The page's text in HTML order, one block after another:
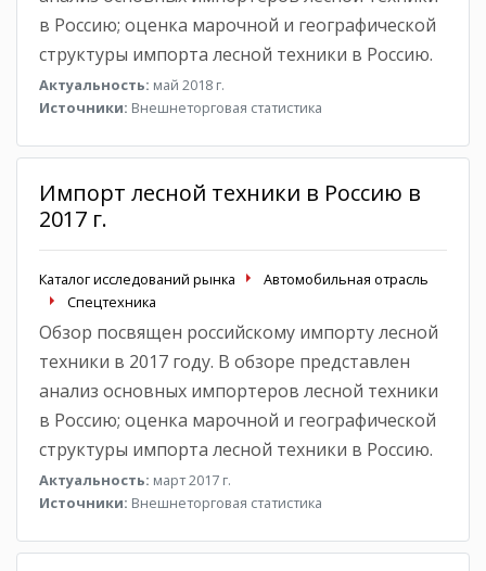
в Россию; оценка марочной и географической
структуры импорта лесной техники в Россию.
Актуальность: май 2018 г.
Источники: Внешнеторговая статистика
Импорт лесной техники в Россию в
2017 г.
Каталог исследований рынка
Автомобильная отрасль
Спецтехника
Обзор посвящен российскому импорту лесной
техники в 2017 году. В обзоре представлен
анализ основных импортеров лесной техники
в Россию; оценка марочной и географической
структуры импорта лесной техники в Россию.
Актуальность: март 2017 г.
Источники: Внешнеторговая статистика